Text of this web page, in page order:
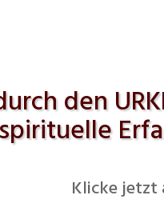
den
spirituelle
Klicke jetzt